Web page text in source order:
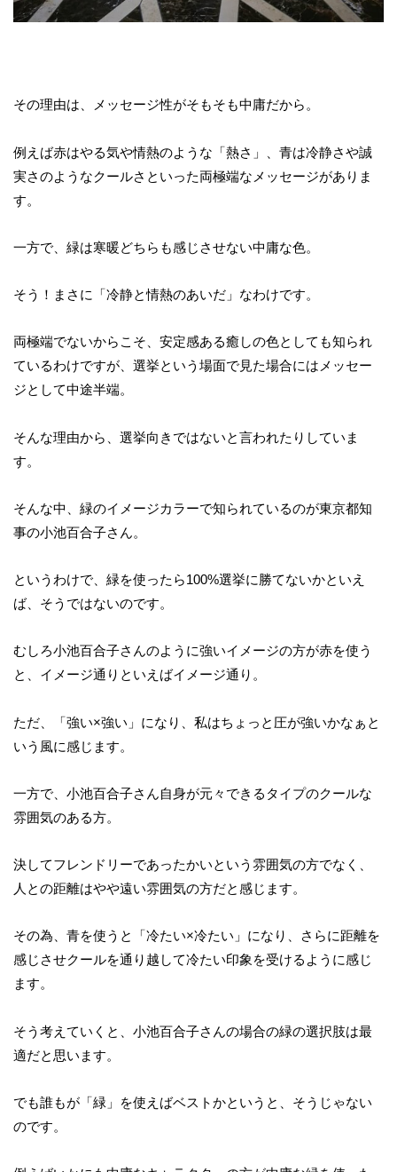
その理由は、メッセージ性がそもそも中庸だから。
例えば赤はやる気や情熱のような「熱さ」、青は冷静さや誠
実さのようなクールさといった両極端なメッセージがありま
す。
一方で、緑は寒暖どちらも感じさせない中庸な色。
そう！まさに「冷静と情熱のあいだ」なわけです。
両極端でないからこそ、安定感ある癒しの色としても知られ
ているわけですが、選挙という場面で見た場合にはメッセー
ジとして中途半端。
そんな理由から、選挙向きではないと言われたりしていま
す。
そんな中、緑のイメージカラーで知られているのが東京都知
事の小池百合子さん。
というわけで、緑を使ったら100%選挙に勝てないかといえ
ば、そうではないのです。
むしろ小池百合子さんのように強いイメージの方が赤を使う
と、イメージ通りといえばイメージ通り。
ただ、「強い×強い」になり、私はちょっと圧が強いかなぁと
いう風に感じます。
一方で、小池百合子さん自身が元々できるタイプのクールな
雰囲気のある方。
決してフレンドリーであったかいという雰囲気の方でなく、
人との距離はやや遠い雰囲気の方だと感じます。
その為、青を使うと「冷たい×冷たい」になり、さらに距離を
感じさせクールを通り越して冷たい印象を受けるように感じ
ます。
そう考えていくと、小池百合子さんの場合の緑の選択肢は最
適だと思います。
でも誰もが「緑」を使えばベストかというと、そうじゃない
のです。